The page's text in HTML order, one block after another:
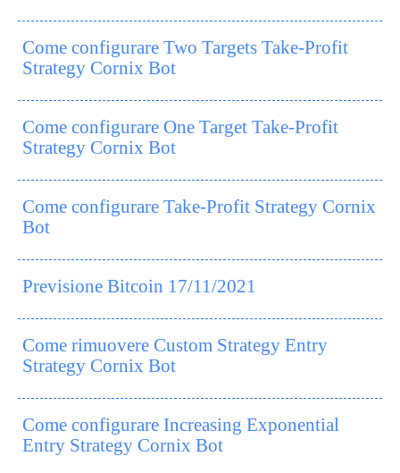
Come configurare Two Targets Take-Profit
Strategy Cornix Bot
Come configurare One Target Take-Profit
Strategy Cornix Bot
Come configurare Take-Profit Strategy Cornix
Bot
Previsione Bitcoin 17/11/2021
Come rimuovere Custom Strategy Entry
Strategy Cornix Bot
Come configurare Increasing Exponential
Entry Strategy Cornix Bot